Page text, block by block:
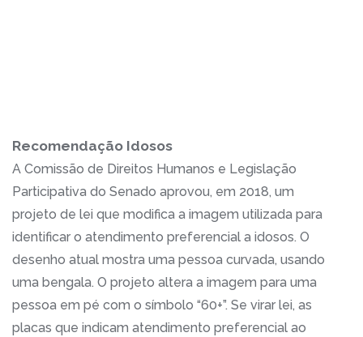
Recomendação Idosos
A Comissão de Direitos Humanos e Legislação
Participativa do Senado aprovou, em 2018, um
projeto de lei que modifica a imagem utilizada para
identificar o atendimento preferencial a idosos. O
desenho atual mostra uma pessoa curvada, usando
uma bengala. O projeto altera a imagem para uma
pessoa em pé com o símbolo “60+”. Se virar lei, as
placas que indicam atendimento preferencial ao